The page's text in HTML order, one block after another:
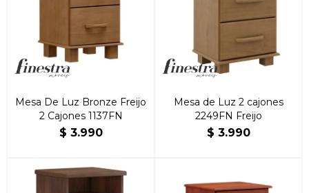
Mesa De Luz Bronze Freijo
2 Cajones 1137FN
$ 3.990
Mesa de Luz 2 cajones
2249FN Freijo
$ 3.990